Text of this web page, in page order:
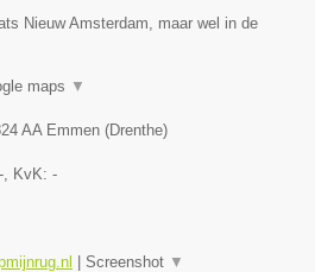
Nieuw Amsterdam, maar wel in de
maps ▼
AA Emmen (Drenthe)
- , KvK: -
| Screenshot ▼